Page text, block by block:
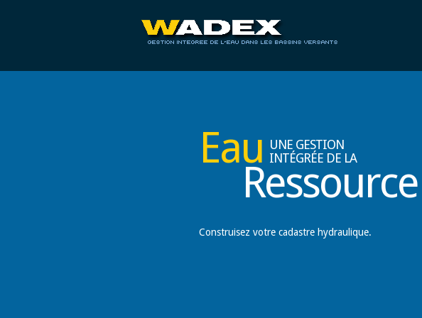
Eau UNE GESTION
INTÉGRÉE DE LA
Ressource
Construisez votre cadastre hydraulique.